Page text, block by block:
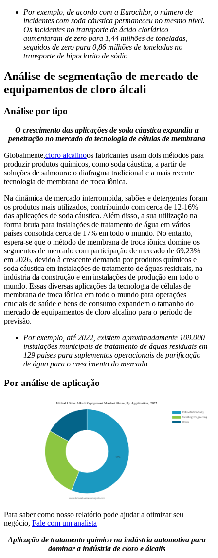
Por exemplo, de acordo com a Eurochlor, o número de
incidentes com soda cáustica permaneceu no mesmo nível.
Os incidentes no transporte de ácido clorídrico
aumentaram de zero para 1,44 milhões de toneladas,
seguidos de zero para 0,86 milhões de toneladas no
transporte de hipoclorito de sódio.
Análise de segmentação de mercado de
equipamentos de cloro álcali
Análise por tipo
O crescimento das aplicações de soda cáustica expandiu a
penetração no mercado da tecnologia de células de membrana
Globalmente,cloro alcalinoos fabricantes usam dois métodos para
produzir produtos químicos, como soda cáustica, a partir de
soluções de salmoura: o diafragma tradicional e a mais recente
tecnologia de membrana de troca iônica.
Na dinâmica de mercado interrompida, sabões e detergentes foram
os produtos mais utilizados, contribuindo com cerca de 12-16%
das aplicações de soda cáustica. Além disso, a sua utilização na
forma bruta para instalações de tratamento de água em vários
países consolida cerca de 17% em todo o mundo. No entanto,
espera-se que o método de membrana de troca iônica domine os
segmentos de mercado com participação de mercado de 69,23%
em 2026, devido à crescente demanda por produtos químicos e
soda cáustica em instalações de tratamento de águas residuais, na
indústria da construção e em instalações de produção em todo o
mundo. Essas diversas aplicações da tecnologia de células de
membrana de troca iônica em todo o mundo para operações
cruciais de saúde e bens de consumo expandem o tamanho do
mercado de equipamentos de cloro alcalino para o período de
previsão.
Por exemplo, até 2022, existem aproximadamente 109.000
instalações municipais de tratamento de águas residuais em
129 países para suplementos operacionais de purificação
de água para o crescimento do mercado.
Por análise de aplicação
Para saber como nosso relatório pode ajudar a otimizar seu
negócio, Fale com um analista
Aplicação de tratamento químico na indústria automotiva para
dominar a indústria de cloro e álcalis